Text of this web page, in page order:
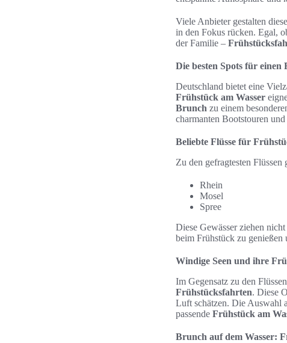
Viele Anbieter gestalten
in den Fokus rücken. Egal,
der Familie –
Die besten Spots für
Deutschland bietet eine
Frühstück am Wasser
Brunch zu einem
charmanten Bootstouren
Beliebte Flüsse für
Zu den gefragtesten Flüssen
Rhein
Mosel
Spree
Diese Gewässer ziehen
beim Frühstück zu
Windige Seen und ihre
Im Gegensatz zu den
Frühstücksfahrten. Diese
Luft schätzen. Die Auswahl
passende Frühstück am
Brunch auf dem Wasser: